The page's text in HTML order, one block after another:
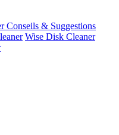
Conseils & Suggestions
Wise Disk Cleaner